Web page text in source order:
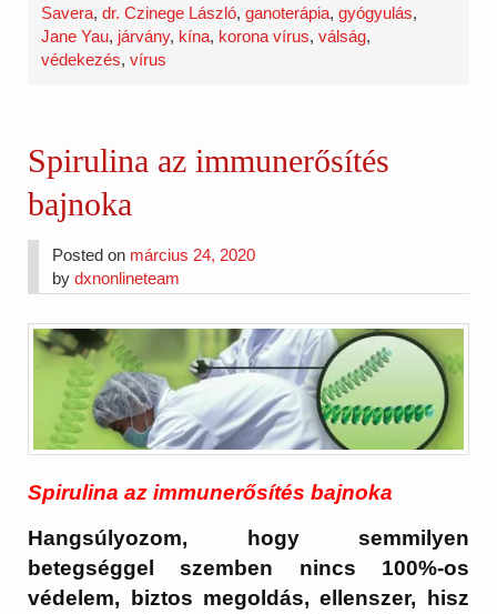
Savera,dr. Czinege László,ganoterápia,gyógyulás,
Jane Yau, járvány, kína, korona vírus,válság,
védekezés,vírus
Spirulina az immunerősítés
bajnoka
Posted on március 24, 2020
bydxnonlineteam
Spirulina az immunerősítés bajnoka
Hangsúlyozom, hogy semmilyen
betegséggel szemben nincs 100%-os
védelem, biztos megoldás, ellenszer, hisz